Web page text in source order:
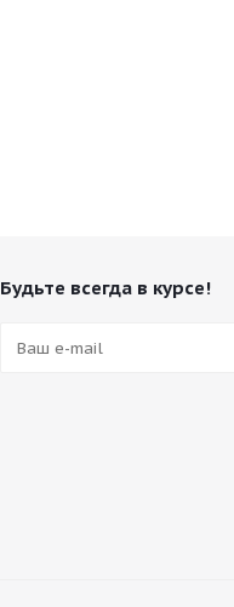
Будьте всегда в курсе!